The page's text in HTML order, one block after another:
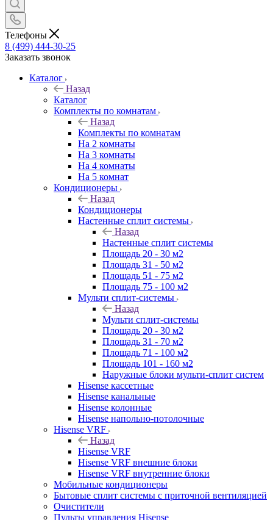
Телефоны
8 (499) 444-30-25
Заказать звонок
Каталог
Назад
Каталог
Комплекты по комнатам
Назад
Комплекты по комнатам
На 2 комнаты
На 3 комнаты
На 4 комнаты
На 5 комнат
Кондиционеры
Назад
Кондиционеры
Настенные сплит системы
Назад
Настенные сплит системы
Площадь 20 - 30 м2
Площадь 31 - 50 м2
Площадь 51 - 75 м2
Площадь 75 - 100 м2
Мульти сплит-системы
Назад
Мульти сплит-системы
Площадь 20 - 30 м2
Площадь 31 - 70 м2
Площадь 71 - 100 м2
Площадь 101 - 160 м2
Наружные блоки мульти-сплит систем
Hisense кассетные
Hisense канальные
Hisense колонные
Hisense напольно-потолочные
Hisense VRF
Назад
Hisense VRF
Hisense VRF внешние блоки
Hisense VRF внутренние блоки
Мобильные кондиционеры
Бытовые сплит системы с приточной вентиляцией
Очистители
Пульты управления Hisense